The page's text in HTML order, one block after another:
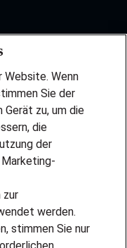
Website. Wenn
Sie der
Gerät zu, um die
die
der
zur
werden.
stimmen Sie nur